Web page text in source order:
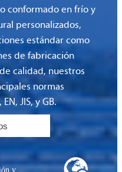
conformado en frío y
personalizados,
estándar como
de fabricación
calidad, nuestros
normas
JIS, y GB.
y